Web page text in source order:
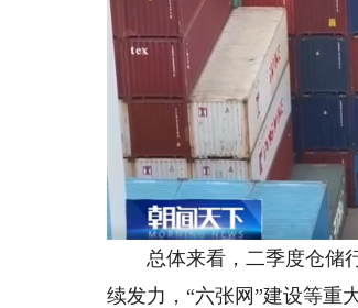
总体来看，二季度仓储行
续发力，“六张网”建设等重